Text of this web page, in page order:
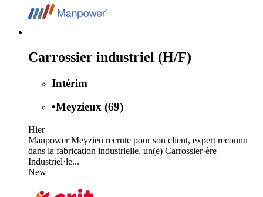
Carrossier industriel (H/F)
Intérim
•Meyzieux (69)
Hier
Manpower Meyzieu recrute pour son client, expert reconnu
dans la fabrication industrielle, un(e) Carrossier·ère
Industriel·le...
New